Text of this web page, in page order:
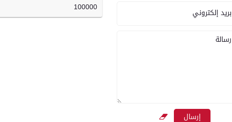
بريد إلكتروني
رسالة
100000